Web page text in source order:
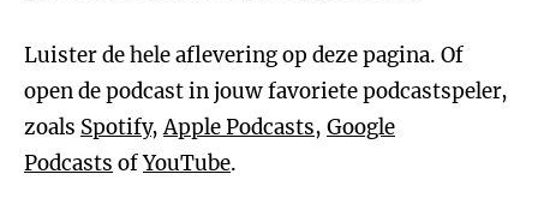
Luister de hele aflevering op deze pagina. Of
open de podcast in jouw favoriete podcastspeler,
zoals Spotify,Apple Podcasts, Google
Podcasts ofYouTube.